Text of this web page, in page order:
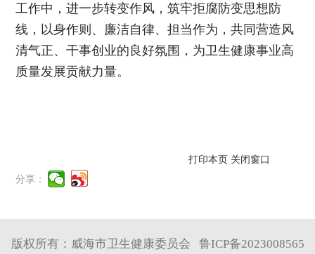
工作中，进一步转变作风，筑牢拒腐防变思想防
线，以身作则、廉洁自律、担当作为，共同营造风
清气正、干事创业的良好氛围，为卫生健康事业高
质量发展贡献力量。
打印本页 关闭窗口
分享：
版权所有：威海市卫生健康委员会 鲁ICP备2023008565